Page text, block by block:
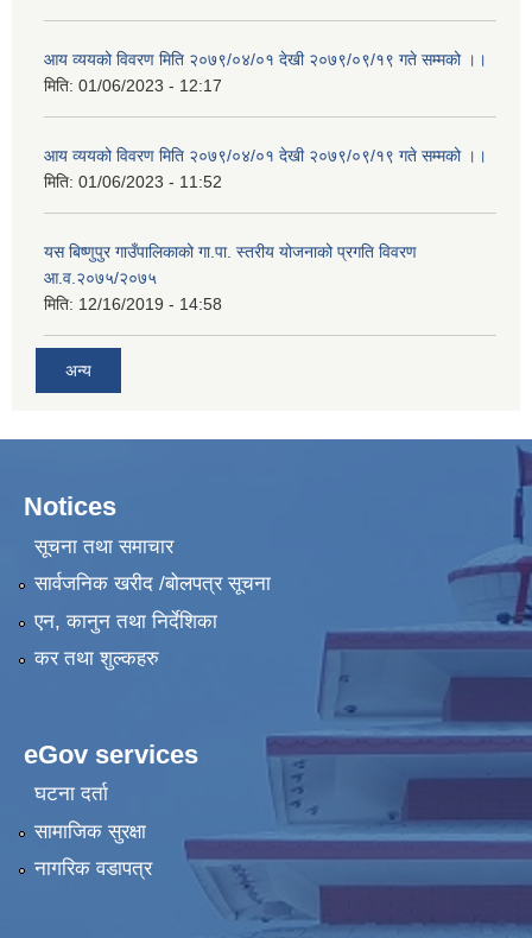
आय व्ययको विवरण मिति २०७९/०४/०१ देखी २०७९/०९/१९ गते सम्मको ।।
मिति: 01/06/2023 - 12:17
आय व्ययको विवरण मिति २०७९/०४/०१ देखी २०७९/०९/१९ गते सम्मको ।।
मिति: 01/06/2023 - 11:52
यस बिष्णुपुर गाउँपालिकाको गा.पा. स्तरीय योजनाको प्रगति विवरण
आ.व.२०७५/२०७५
मिति: 12/16/2019 - 14:58
अन्य
Notices
सूचना तथा समाचार
सार्वजनिक खरीद /बोलपत्र सूचना
एन, कानुन तथा निर्देशिका
कर तथा शुल्कहरु
eGov services
घटना दर्ता
सामाजिक सुरक्षा
नागरिक वडापत्र